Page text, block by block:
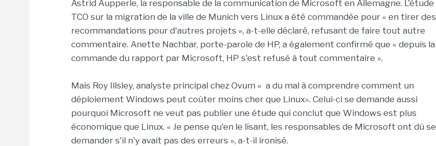
Astrid Aupperle, la responsable de la communication de Microsoft en Allemagne. L'étude
TCO sur la migration de la ville de Munich vers Linux a été commandée pour « en tirer des
recommandations pour d'autres projets », a-t-elle déclaré, refusant de faire tout autre
commentaire. Anette Nachbar, porte-parole de HP, a également confirmé que « depuis la
commande du rapport par Microsoft, HP s'est refusé à tout commentaire ».
Mais Roy Illsley, analyste principal chez Ovum « a du mal à comprendre comment un
déploiement Windows peut coûter moins cher que Linux». Celui-ci se demande aussi
pourquoi Microsoft ne veut pas publier une étude qui conclut que Windows est plus
économique que Linux. « Je pense qu'en le lisant, les responsables de Microsoft ont dû se
demander s'il n'y avait pas des erreurs », a-t-il ironisé.